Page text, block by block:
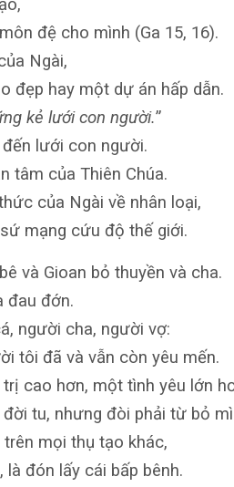
đệ cho mình (Ga 15, 16).
Ngài,
đẹp hay một dự án hấp dẫn.
kẻ lưới con người.”
lưới con người.
tâm của Thiên Chúa.
của Ngài về nhân loại,
mạng cứu độ thế giới.
và Gioan bỏ thuyền và cha.
đau đớn.
người cha, người vợ:
tôi đã và vẫn còn yêu mến.
cao hơn, một tình yêu lớn
tu, nhưng đòi phải từ bỏ
mọi thụ tạo khác,
là đón lấy cái bấp bênh.